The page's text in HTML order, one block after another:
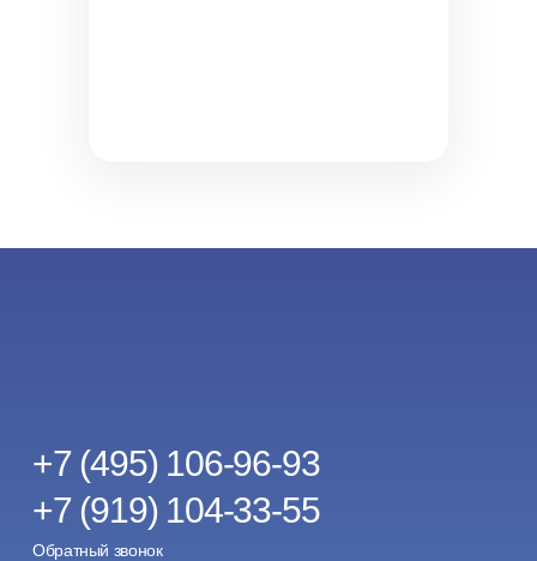
+7 (495) 106-96-93
+7 (919) 104-33-55
Обратный звонок